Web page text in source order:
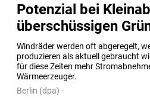
Potenzial bei
überschüssigen
Windräder werden oft abgeregelt,
produzieren als aktuell gebraucht
für diese Zeiten mehr
Wärmeerzeuger.
Berlin (dpa) -